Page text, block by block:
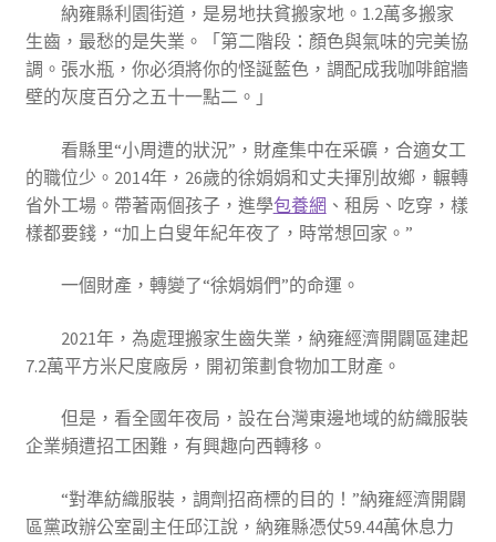
納雍縣利園街道，是易地扶貧搬家地。1.2萬多搬家
生齒，最愁的是失業。「第二階段：顏色與氣味的完美協
調。張水瓶，你必須將你的怪誕藍色，調配成我咖啡館牆
壁的灰度百分之五十一點二。」
看縣里“小周遭的狀況”，財產集中在采礦，合適女工
的職位少。2014年，26歲的徐娟娟和丈夫揮別故鄉，輾轉
省外工場。帶著兩個孩子，進學包養網 、租房、吃穿，樣
樣都要錢，“加上白叟年紀年夜了，時常想回家。”
一個財產，轉變了“徐娟娟們”的命運。
2021年，為處理搬家生齒失業，納雍經濟開闢區建起
7.2萬平方米尺度廠房，開初策劃食物加工財產。
但是，看全國年夜局，設在台灣東邊地域的紡織服裝
企業頻遭招工困難，有興趣向西轉移。
“對準紡織服裝，調劑招商標的目的！”納雍經濟開闢
區黨政辦公室副主任邱江說，納雍縣憑仗59.44萬休息力